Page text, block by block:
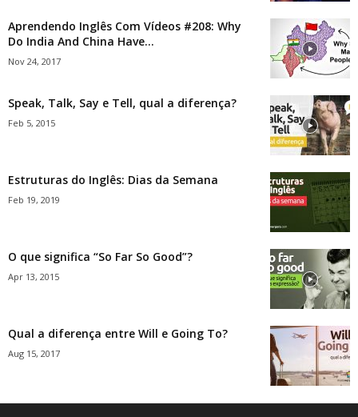
Aprendendo Inglês Com Vídeos #208: Why
Do India And China Have...
Nov 24, 2017
Speak, Talk, Say e Tell, qual a diferença?
Feb 5, 2015
Estruturas do Inglês: Dias da Semana
Feb 19, 2019
O que significa “So Far So Good”?
Apr 13, 2015
Qual a diferença entre Will e Going To?
Aug 15, 2017